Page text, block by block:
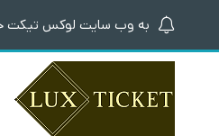
به وب سایت لوکس تیکت